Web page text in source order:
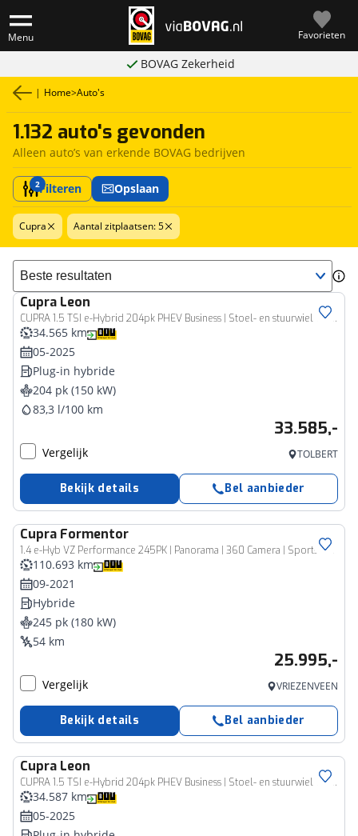
Menu Favorieten
BOVAG Zekerheid
| Home>Auto's
1.132 auto's gevonden
Alleen auto’s van erkende BOVAG bedrijven
2Filteren Opslaan
Cupra Aantal zitplaatsen: 5
Sorteer resultaten
Cupra Leon
CUPRA 1.5 TSI e-Hybrid 204pk PHEV Business | Stoel- en stuurwiel verwarming | Adapt. Cruise | FACELIFT | 1/2 leer | Fabrieksgarantie t/m 05-2029 |
34.565 km
05-2025
Plug-in hybride
204 pk (150 kW)
83,3 l/100 km
33.585,-
Vergelijk TOLBERT
Bekijk details Bel aanbieder
Cupra Formentor
1.4 e-Hyb VZ Performance 245PK | Panorama | 360 Camera | Sportstuur
110.693 km
09-2021
Hybride
245 pk (180 kW)
54 km
25.995,-
Vergelijk VRIEZENVEEN
Bekijk details Bel aanbieder
Cupra Leon
CUPRA 1.5 TSI e-Hybrid 204pk PHEV Business | Stoel- en stuurwiel verwarming | Adapt. Cruise | FACELIFT | 1/2 leer | Fabrieksgarantie t/m 05-2029 |
34.587 km
05-2025